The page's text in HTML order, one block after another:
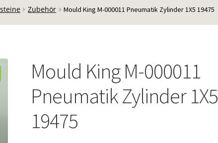
Zubehör Mould King M-000011 Pneumatik Zylinder 1X5 19475
Mould King M-000011
Pneumatik Zylinder 1X5
19475